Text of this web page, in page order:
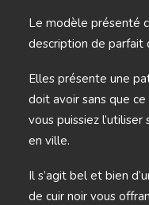
Le modèle présenté
description de parfait
Elles présente une
doit avoir sans que
vous puissiez
en ville.
Il s’agit bel et bien
de cuir noir vous